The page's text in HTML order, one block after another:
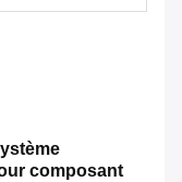
composant